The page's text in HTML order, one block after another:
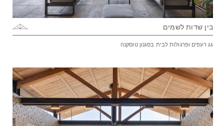
בין שדות לשמים
גג רעפים ופרגולות לבית בסגנון טוסקנה